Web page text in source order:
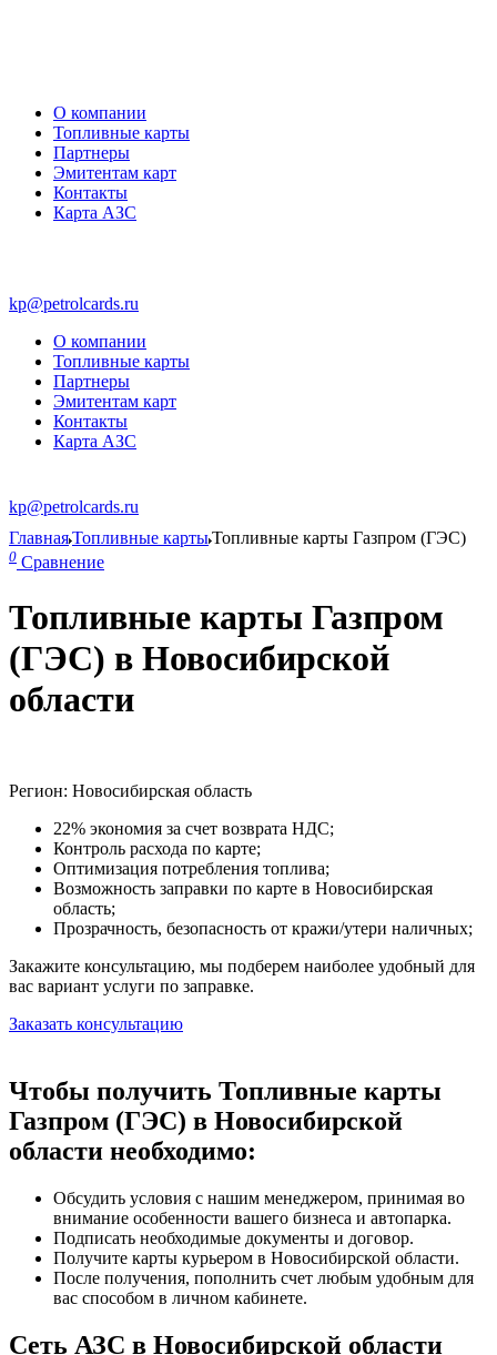
О компании
Топливные карты
Партнеры
Эмитентам карт
Контакты
Карта АЗС
kp@petrolcards.ru
О компании
Топливные карты
Партнеры
Эмитентам карт
Контакты
Карта АЗС
kp@petrolcards.ru
ГлавнаяТопливные картыТопливные карты Газпром (ГЭС)
0 Сравнение
Топливные карты Газпром
(ГЭС) в Новосибирской
области
Регион: Новосибирская область
22% экономия за счет возврата НДС;
Контроль расхода по карте;
Оптимизация потребления топлива;
Возможность заправки по карте в Новосибирская
область;
Прозрачность, безопасность от кражи/утери наличных;
Закажите консультацию, мы подберем наиболее удобный для
вас вариант услуги по заправке.
Заказать консультацию
Чтобы получить Топливные карты
Газпром (ГЭС) в Новосибирской
области необходимо:
Обсудить условия с нашим менеджером, принимая во
внимание особенности вашего бизнеса и автопарка.
Подписать необходимые документы и договор.
Получите карты курьером в Новосибирской области.
После получения, пополнить счет любым удобным для
вас способом в личном кабинете.
Сеть АЗС в Новосибирской области